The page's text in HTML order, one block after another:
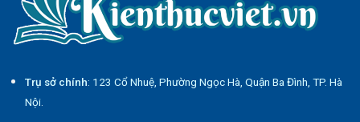
Trụ sở chính: 123 Cổ Nhuệ, Phường Ngọc Hà, Quận Ba Đình, TP. Hà
Nội.